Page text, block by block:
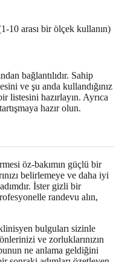
10 arası bir ölçek kullanın)
bağlantılıdır. Sahip
ve şu anda kullandığınız
listesini hazırlayın. Ayrıca
hazır olun.
öz-bakımın güçlü bir
belirlemeye ve daha iyi
İster gizli bir
randevu alın,
bulguları sizinle
ve zorluklarınızın
ne anlama geldiğini